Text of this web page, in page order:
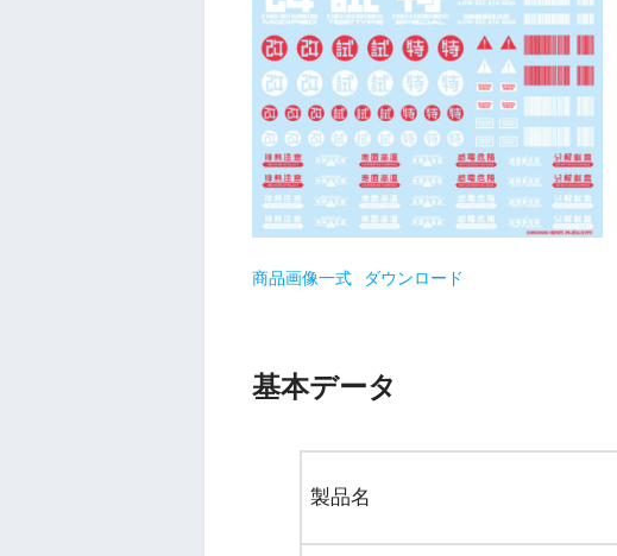
商品画像一式 ダウンロード
基本データ
製品名